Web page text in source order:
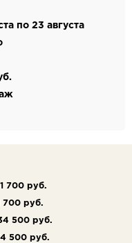
по 23 августа
700 руб.
700 руб.
500 руб.
500 руб.